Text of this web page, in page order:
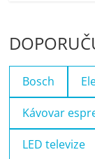
Bosch
Kávovar
LED televize